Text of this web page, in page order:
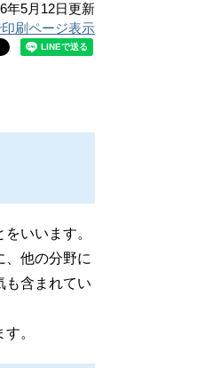
年5月12日更新
刷ページ表示
いいます。
、他の分野に
も含まれてい
。